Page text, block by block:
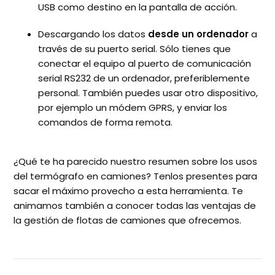
USB como destino en la pantalla de acción.
Descargando los datos desde un ordenadora
través de su puerto serial. Sólo tienes que
conectar el equipo al puerto de comunicación
serial RS232 de un ordenador, preferiblemente
personal. También puedes usar otro dispositivo,
por ejemplo un módem GPRS, y enviar los
comandos de forma remota.
¿Qué te ha parecido nuestro resumen sobre los usos
del termógrafo en camiones? Tenlos presentes para
sacar el máximo provecho a esta herramienta. Te
animamos también a conocer todas las ventajas de
la gestión de flotas de camiones que ofrecemos.